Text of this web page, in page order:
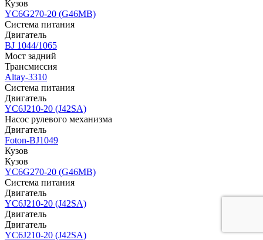
Кузов
YC6G270-20 (G46MB)
Система питания
Двигатель
BJ 1044/1065
Мост задний
Трансмиссия
Altay-3310
Система питания
Двигатель
YC6J210-20 (J42SA)
Насос рулевого механизма
Двигатель
Foton-BJ1049
Кузов
Кузов
YC6G270-20 (G46MB)
Система питания
Двигатель
YC6J210-20 (J42SA)
Двигатель
Двигатель
YC6J210-20 (J42SA)